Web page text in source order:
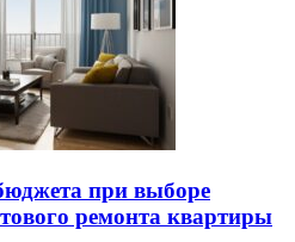
при выборе
ремонта квартиры